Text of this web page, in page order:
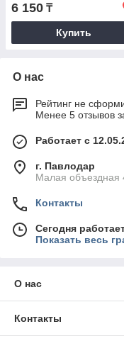
6 150 ₸
Купить
О нас
Рейтинг не
Менее 5 отзывов
Работает с
г. Павлодар
Малая объездная
Контакты
Сегодня
Показать весь
О нас
Контакты